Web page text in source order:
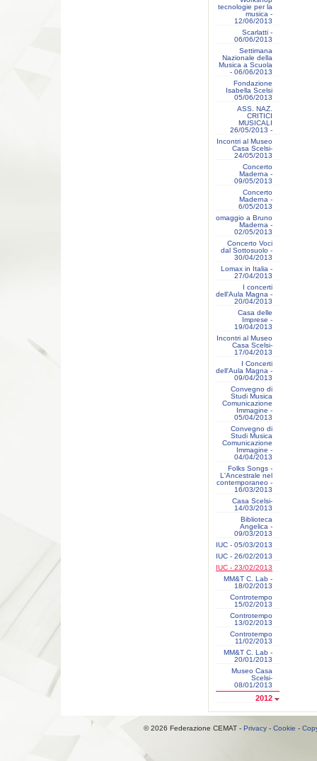
tecnologie per la
musica -
12/06/2013
Scarlatti -
06/06/2013
Settimana
Nazionale della
Musica a Scuola
- 06/06/2013
Fondazione
Isabella Scelsi
05/06/2013
ASS. NAZ.
CRITICI
MUSICALI
26/05/2013 -
Incontri al Museo
Casa Scelsi-
24/05/2013
Concerto
Maderna -
09/05/2013
Concerto
Maderna -
6/05/2013
omaggio a Bruno
Maderna -
02/05/2013
Concerto Voci
dal Sottosuolo -
30/04/2013
Lomax in Italia -
27/04/2013
I concerti
dell'Aula Magna -
20/04/2013
Casa delle
Imprese -
19/04/2013
Incontri al Museo
Casa Scelsi-
17/04/2013
I Concerti
dell'Aula Magna -
09/04/2013
Convegno di
Studi Musica
Comunicazione
Immagine -
05/04/2013
Convegno di
Studi Musica
Comunicazione
Immagine -
04/04/2013
Folks Songs -
L'Ancestrale nel
contemporaneo -
16/03/2013
Casa Scelsi-
14/03/2013
Biblioteca
Angelica -
09/03/2013
IUC - 05/03/2013
IUC - 26/02/2013
IUC - 23/02/2013
MM&T C. Lab -
18/02/2013
Controtempo
15/02/2013
Controtempo
13/02/2013
Controtempo
11/02/2013
MM&T C. Lab -
20/01/2013
Museo Casa
Scelsi-
08/01/2013
2012
© 2026 Federazione CEMAT - Privacy - Cookie -